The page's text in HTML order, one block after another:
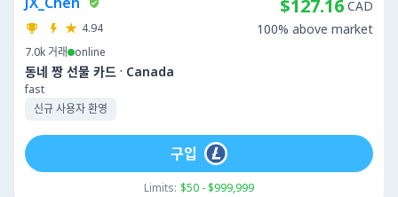
4.94
7.0k 거래 online
동네 짱 선물 카드 · Canada
fast
신규 사용자 환영
$127.16 CAD
100% above market
Limits: $50 - $999,999
구입